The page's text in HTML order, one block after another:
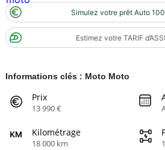
Simulez votre prêt Auto
Estimez votre TARIF
Informations clés : Moto Moto
Prix
13 990 €
Kilométrage
18 000 km